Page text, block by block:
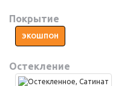
Покрытие
ЭКОШПОН
Остекление